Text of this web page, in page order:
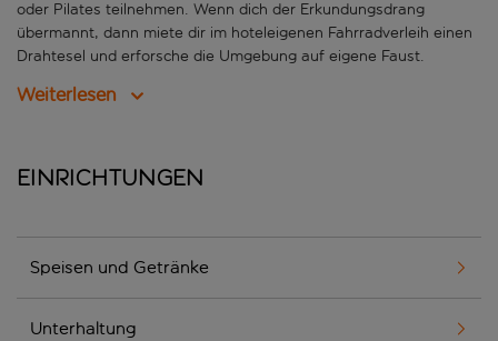
oder Pilates teilnehmen. Wenn dich der Erkundungsdrang
übermannt, dann miete dir im hoteleigenen Fahrradverleih einen
Drahtesel und erforsche die Umgebung auf eigene Faust.
Weiterlesen
Einrichtungen
Speisen und Getränke
Unterhaltung